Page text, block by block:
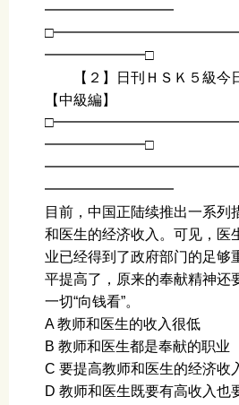
━━━━━━━━━
━━━━━━━□
【２】日刊ＨＳＫ５級今
【中級編】
━━━━━━━□
━━━━━━━━━
目前，中国正陆续推出一系列
和医生的经济收入。可见，医
业已经得到了政府部门的足够
平提高了，原来的奉献精神还
一切“向钱看”。
A 教师和医生的收入很低
B 教师和医生都是奉献的职业
C 要提高教师和医生的经济收
D 教师和医生既要有高收入也